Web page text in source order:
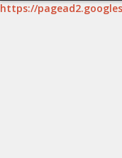
https://